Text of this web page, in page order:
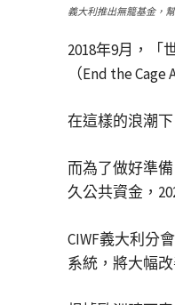
義大利推出無籠基金，
2018年9月，「
（End the
在這樣的浪潮
而為了做好準
久公共資金，
CIWF義大利分
系統，將大幅